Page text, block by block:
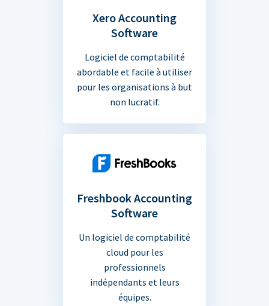
Xero Accounting
Software
Logiciel de comptabilité
abordable et facile à utiliser
pour les organisations à but
non lucratif.
Freshbook Accounting
Software
Un logiciel de comptabilité
cloud pour les
professionnels
indépendants et leurs
équipes.